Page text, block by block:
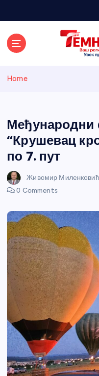
Home
Међународни
“Крушевац
по 7. пут
Живомир Миленковић
0 Comments